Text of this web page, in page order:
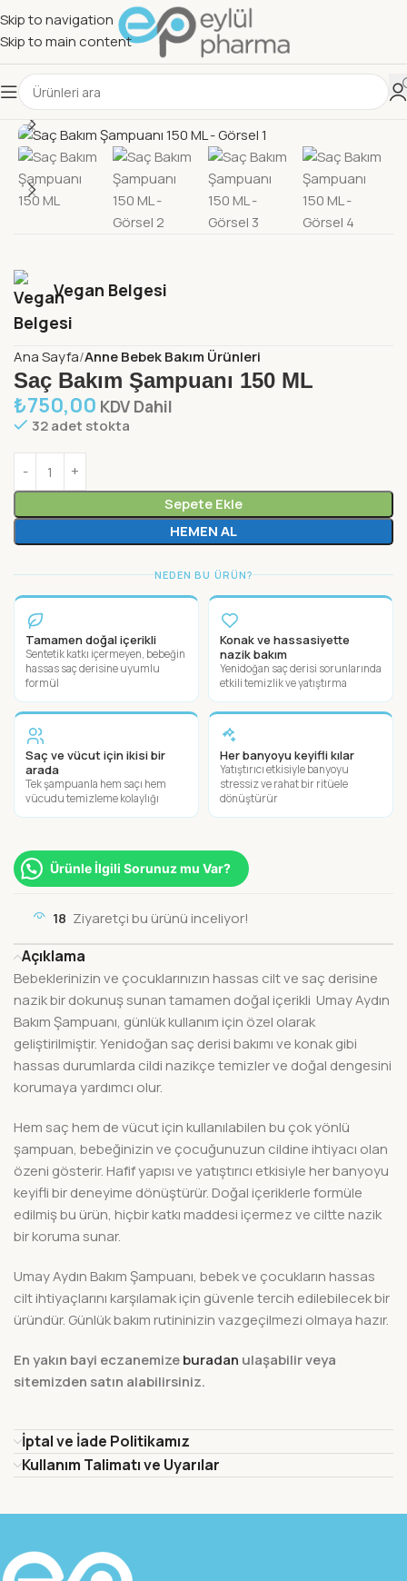
Skip to navigation
Skip to main content
Vegan Belgesi
Ana Sayfa Anne Bebek Bakım Ürünleri
Saç Bakım Şampuanı 150 ML
₺750,00 KDV Dahil
32 adet stokta
Sepete Ekle
HEMEN AL
NEDEN BU ÜRÜN?
Tamamen doğal içerikli
Sentetik katkı içermeyen, bebeğin
hassas saç derisine uyumlu
formül
Konak ve hassasiyette
nazik bakım
Yenidoğan saç derisi sorunlarında
etkili temizlik ve yatıştırma
Saç ve vücut için ikisi bir
arada
Tek şampuanla hem saçı hem
vücudu temizleme kolaylığı
Her banyoyu keyifli kılar
Yatıştırıcı etkisiyle banyoyu
stressiz ve rahat bir ritüele
dönüştürür
Ürünle İlgili Sorunuz mu Var?
18 Ziyaretçi bu ürünü inceliyor!
Açıklama
Bebeklerinizin ve çocuklarınızın hassas cilt ve saç derisine
nazik bir dokunuş sunan tamamen doğal içerikli Umay Aydın
Bakım Şampuanı, günlük kullanım için özel olarak
geliştirilmiştir. Yenidoğan saç derisi bakımı ve konak gibi
hassas durumlarda cildi nazikçe temizler ve doğal dengesini
korumaya yardımcı olur.
Hem saç hem de vücut için kullanılabilen bu çok yönlü
şampuan, bebeğinizin ve çocuğunuzun cildine ihtiyacı olan
özeni gösterir. Hafif yapısı ve yatıştırıcı etkisiyle her banyoyu
keyifli bir deneyime dönüştürür. Doğal içeriklerle formüle
edilmiş bu ürün, hiçbir katkı maddesi içermez ve ciltte nazik
bir koruma sunar.
Umay Aydın Bakım Şampuanı, bebek ve çocukların hassas
cilt ihtiyaçlarını karşılamak için güvenle tercih edilebilecek bir
üründür. Günlük bakım rutininizin vazgeçilmezi olmaya hazır.
En yakın bayi eczanemizeburadan ulaşabilir veya
sitemizden satın alabilirsiniz.
İptal ve İade Politikamız
Kullanım Talimatı ve Uyarılar